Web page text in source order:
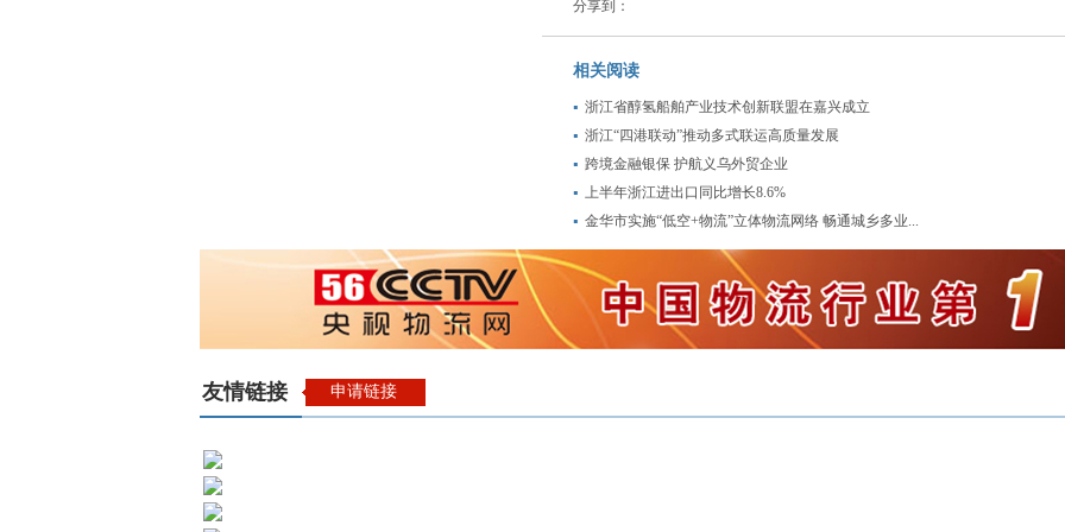
分享到：
相关阅读
浙江省醇氢船舶产业技术创新联盟在嘉兴成立
浙江“四港联动”推动多式联运高质量发展
跨境金融银保 护航义乌外贸企业
上半年浙江进出口同比增长8.6%
金华市实施“低空+物流”立体物流网络 畅通城乡多业...
友情链接 申请链接